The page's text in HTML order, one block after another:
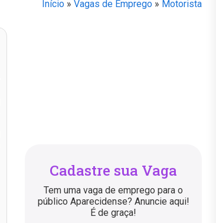
Início » Vagas de Emprego » Motorista
Cadastre sua Vaga
Tem uma vaga de emprego para o
público Aparecidense? Anuncie aqui!
É de graça!